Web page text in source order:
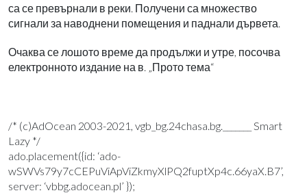
са се превърнали в реки. Получени са множество
сигнали за наводнени помещения и паднали дървета.
Очаква се лошото време да продължи и утре, посочва
електронното издание на в. „Прото тема“
/* (c)AdOcean 2003-2021, vgb_bg.24chasa.bg._______ Smart
Lazy */
ado.placement({id: ‘ado-
wSWVs79y7cCEPuViApViZkmyXlPQ2fuptXp4c.66yaX.B7’,
server: ‘vbbg.adocean.pl’ });